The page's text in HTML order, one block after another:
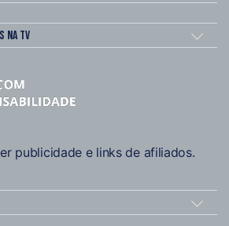
na TV
publicidade e links de afiliados.